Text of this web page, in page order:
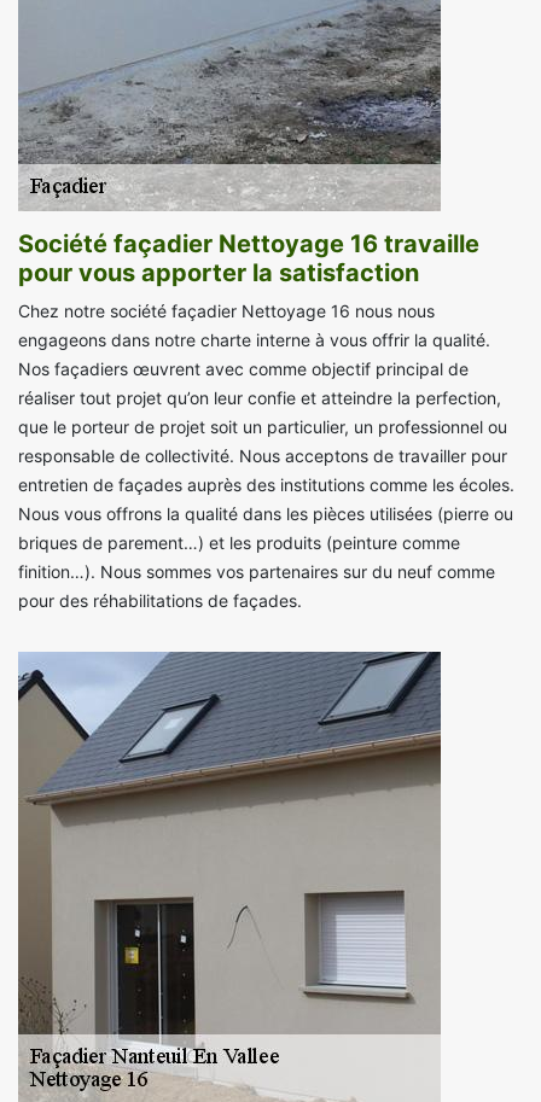
Société façadier Nettoyage 16 travaille
pour vous apporter la satisfaction
Chez notre société façadier Nettoyage 16 nous nous
engageons dans notre charte interne à vous offrir la qualité.
Nos façadiers œuvrent avec comme objectif principal de
réaliser tout projet qu’on leur confie et atteindre la perfection,
que le porteur de projet soit un particulier, un professionnel ou
responsable de collectivité. Nous acceptons de travailler pour
entretien de façades auprès des institutions comme les écoles.
Nous vous offrons la qualité dans les pièces utilisées (pierre ou
briques de parement…) et les produits (peinture comme
finition…). Nous sommes vos partenaires sur du neuf comme
pour des réhabilitations de façades.